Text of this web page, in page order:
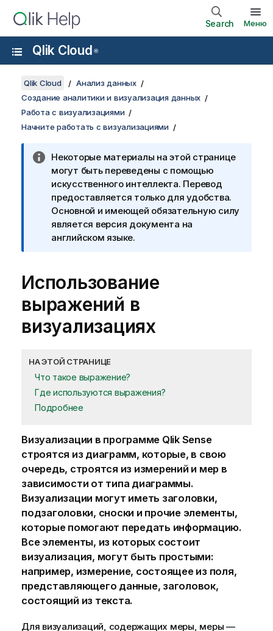
Search Меню
Qlik Cloud ®
Qlik Cloud
Анализ данных
Создание аналитики и визуализация данных
Работа с визуализациями
Начните работать с визуализациями
Некоторые материалы на этой странице
могут быть переведены с помощью
искусственного интеллекта. Перевод
предоставляется только для удобства.
Основной и имеющей обязательную силу
является версия документа на
английском языке.
Использование
выражений в
визуализациях
НА ЭТОЙ СТРАНИЦЕ
Что такое выражение?
Где используются выражения?
Подробнее
Визуализации в программе Qlik Sense
строятся из диаграмм, которые, в свою
очередь, строятся из измерений и мер в
зависимости от типа диаграммы.
Визуализации могут иметь заголовки,
подзаголовки, сноски и прочие элементы,
которые помогают передать информацию.
Все элементы, из которых состоит
визуализация, могут быть простыми:
например, измерение, состоящее из поля,
представляющего данные, заголовок,
состоящий из текста.
Для визуализаций, содержащих меры, меры —